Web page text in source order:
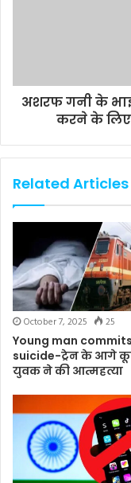
अशरफ गनी के
करने के लिए
Related Articles
October 7, 2025
25
Young man commits
suicide-ट्रेन के आगे
युवक ने की आत्महत्या